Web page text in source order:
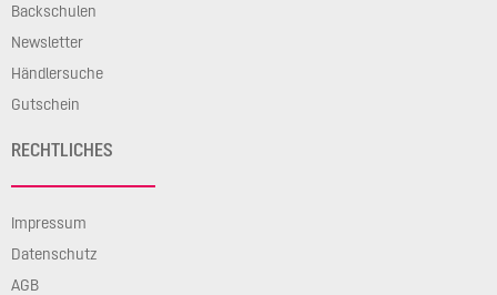
Backschulen
Newsletter
Händlersuche
Gutschein
RECHTLICHES
Impressum
Datenschutz
AGB